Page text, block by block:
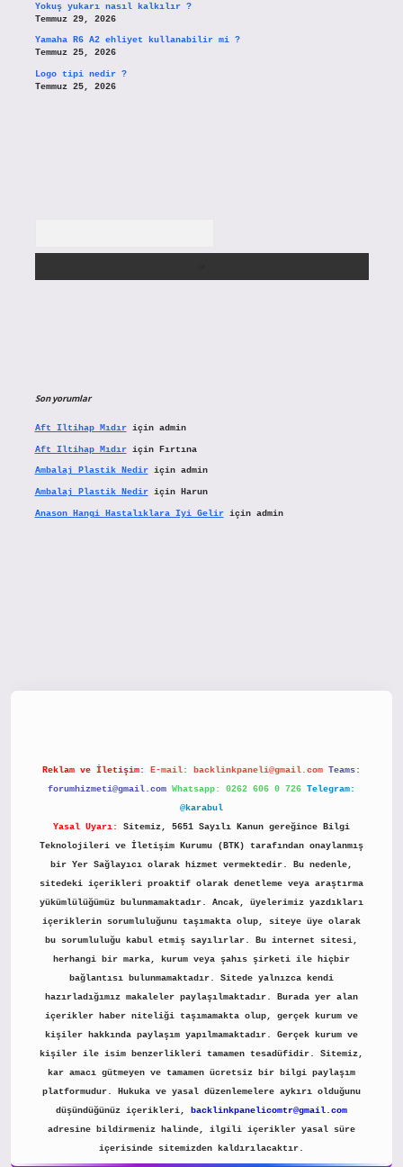
Yokuş yukarı nasıl kalkılır ?
Temmuz 29, 2026
Yamaha R6 A2 ehliyet kullanabilir mi ?
Temmuz 25, 2026
Logo tipi nedir ?
Temmuz 25, 2026
Son yorumlar
Aft Iltihap Mıdıriçin admin
Aft Iltihap Mıdıriçin Fırtına
Ambalaj Plastik Nediriçin admin
Ambalaj Plastik Nediriçin Harun
Anason Hangi Hastalıklara Iyi Geliriçin admin
Reklam ve İletişim: E-mail: backlinkpaneli@gmail.com Teams:
forumhizmeti@gmail.com Whatsapp: 0262 606 0 726 Telegram:
@karabul
Yasal Uyarı:
Sitemiz, 5651 Sayılı Kanun gereğince Bilgi
Teknolojileri ve İletişim Kurumu (BTK) tarafından onaylanmış
bir Yer Sağlayıcı olarak hizmet vermektedir. Bu nedenle,
sitedeki içerikleri proaktif olarak denetleme veya araştırma
yükümlülüğümüz bulunmamaktadır. Ancak, üyelerimiz yazdıkları
içeriklerin sorumluluğunu taşımakta olup, siteye üye olarak
bu sorumluluğu kabul etmiş sayılırlar. Bu internet sitesi,
herhangi bir marka, kurum veya şahıs şirketi ile hiçbir
bağlantısı bulunmamaktadır. Sitede yalnızca kendi
hazırladığımız makaleler paylaşılmaktadır. Burada yer alan
içerikler haber niteliği taşımamakta olup, gerçek kurum ve
kişiler hakkında paylaşım yapılmamaktadır. Gerçek kurum ve
kişiler ile isim benzerlikleri tamamen tesadüfidir. Sitemiz,
kar amacı gütmeyen ve tamamen ücretsiz bir bilgi paylaşım
platformudur. Hukuka ve yasal düzenlemelere aykırı olduğunu
düşündüğünüz içerikleri,
backlinkpanelicomtr@gmail.com
adresine bildirmeniz halinde, ilgili içerikler yasal süre
içerisinde sitemizden kaldırılacaktır.